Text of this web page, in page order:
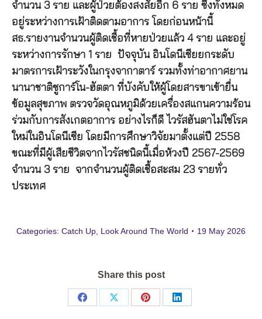
จำนวน 3 ราย และผู้ป่วยต้องสงสัยอีก 6 ราย ซึ่งทั้งหมด
อยู่ระหว่างการเฝ้าติดตามอาการ โดยก่อนหน้านี้
สธ.รายงานจำนวนผู้ติดเชื้อที่หายป่วยแล้ว 4 ราย และอยู่
ระหว่างการรักษา 1 ราย ปัจจุบัน อินโดนีเซียยกระดับ
มาตรการเฝ้าระวังในกรุงจากาตาร์ รวมทั้งท่าอากาศยาน
นานาชาติซูการ์โน-ฮัตตา ที่บังคับให้ผู้โดยสารขาเข้ายื่น
ข้อมูลสุขภาพ ตรวจวัดอุณหภูมิด้วยเครื่องสแกนความร้อน
ร่วมกับการสังเกตอาการ อย่างไรก็ดี ไวรัสฮันตาไม่ใช่โรค
ใหม่ในอินโดนีเซีย โดยมีการศึกษาวิจัยมาตั้งแต่ปี 2558
ขณะที่มีผู้เสียชีวิตจากไวรัสชนิดนี้เมื่อห้วงปี 2567-2569
จำนวน 3 ราย จากจำนวนผู้ติดเชื้อสะสม 23 รายทั่ว
ประเทศ
Categories: Catch Up Look Around The World 19 May 2026
Share this post
Share
Share
Share
Share